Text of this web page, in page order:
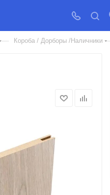
FLEX
150ММ
— Короба / Дорборы /Наличники